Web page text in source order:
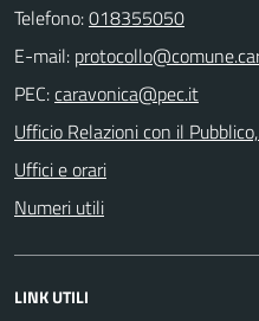
Telefono:018355050
E-mail:
PEC:
Ufficio Relazioni con il
Uffici e orari
Numeri utili
LINK UTILI